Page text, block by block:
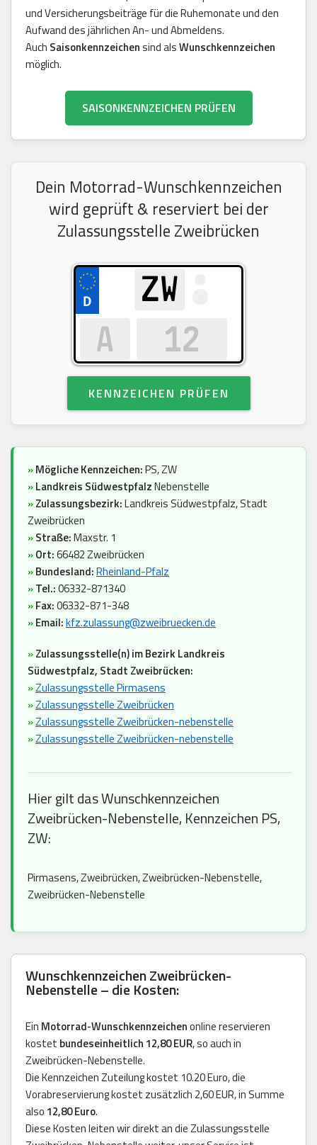
und Versicherungsbeiträge für die Ruhemonate und den
Aufwand des jährlichen An- und Abmeldens.
Auch Saisonkennzeichensind alsWunschkennzeichen
möglich.
SAISONKENNZEICHEN PRÜFEN
Dein Motorrad-Wunschkennzeichen
wird geprüft & reserviert bei der
Zulassungsstelle Zweibrücken
KENNZEICHEN PRÜFEN
»Mögliche Kennzeichen:PS, ZW
»Landkreis SüdwestpfalzNebenstelle
»Zulassungsbezirk:Landkreis Südwestpfalz, Stadt
Zweibrücken
»Straße:Maxstr. 1
»Ort:66482 Zweibrücken
»Bundesland:Rheinland-Pfalz
»Tel.:06332-871340
»Fax:06332-871-348
»Email:kfz.zulassung@zweibruecken.de
»Zulassungsstelle(n) im Bezirk Landkreis
Südwestpfalz, Stadt Zweibrücken:
»Zulassungsstelle Pirmasens
»Zulassungsstelle Zweibrücken
»Zulassungsstelle Zweibrücken-nebenstelle
»Zulassungsstelle Zweibrücken-nebenstelle
Hier gilt das Wunschkennzeichen
Zweibrücken-Nebenstelle, Kennzeichen PS,
ZW:
Pirmasens, Zweibrücken, Zweibrücken-Nebenstelle,
Zweibrücken-Nebenstelle
Wunschkennzeichen Zweibrücken-
Nebenstelle – die Kosten:
Ein Motorrad-Wunschkennzeichenonline reservieren
kostet bundeseinheitlich 12,80 EUR, so auch in
Zweibrücken-Nebenstelle.
Die Kennzeichen Zuteilung kostet 10.20 Euro, die
Vorabreservierung kostet zusätzlich 2,60 EUR, in Summe
also 12,80 Euro.
Diese Kosten leiten wir direkt an die Zulassungsstelle